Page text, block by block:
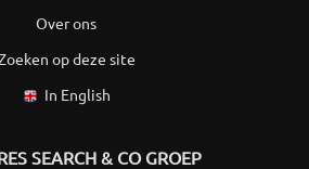
Over ons
op deze site
In English
SEARCH & CO GROEP